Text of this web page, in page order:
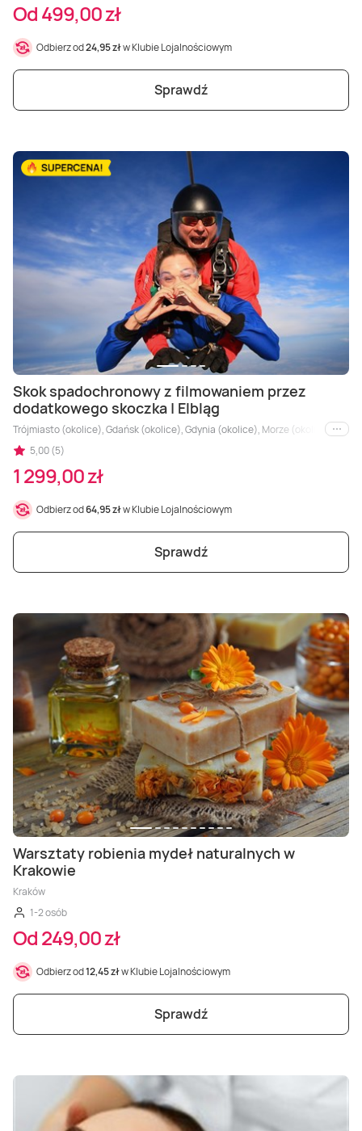
Od 499,00 zł
Odbierz od24,95 złw Klubie Lojalnościowym
Sprawdź
Skok spadochronowy z filmowaniem przez
dodatkowego skoczka | Elbląg
Trójmiasto (okolice), Gdańsk (okolice), Gdynia (okolice), Morze (okolice),i inne
5,00 (5)
1 299,00 zł
Odbierz od64,95 złw Klubie Lojalnościowym
Sprawdź
Warsztaty robienia mydeł naturalnych w
Krakowie
Kraków
1-2 osób
Od 249,00 zł
Odbierz od12,45 złw Klubie Lojalnościowym
Sprawdź